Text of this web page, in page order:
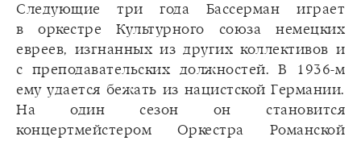
Следующие три года Бассерман играет
в оркестре Культурного союза немецких
евреев, изгнанных из других коллективов и
с преподавательских должностей. В 1936-м
ему удается бежать из нацистской Германии.
На один сезон он становится
концертмейстером Оркестра Романской